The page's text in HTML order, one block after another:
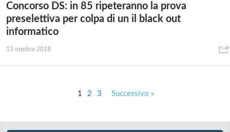
Concorso DS: in 85 ripeteranno la prova
preselettiva per colpa di un il black out
informatico
13 ottobre 2018
1 2 3 Successivo »